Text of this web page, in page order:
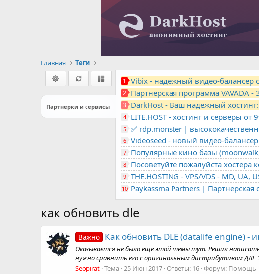
Главная Теги
Партнерки и сервисы
1 Vibix - надежный видео-балансер
2 Партнерская программа VAVADA
3 DarkHost - Ваш надежный
4
5
✅ rdp.monster |
6
Videoseed - новый видео-
7
Популярные кино базы
8
Посоветуйте пожалуйста хостера
9
10 Paykassma Partners | Партнерская
как обновить dle
Важно Как обновить DLE (datalife engine) -
Оказывается не было ещё этой темы тут. Решил
нужно сравнить его с оригинальным дистрибутивом ДЛЕ
Seopirat Тема 25 Июн 2017 Ответы: 16 Форум: Помощь